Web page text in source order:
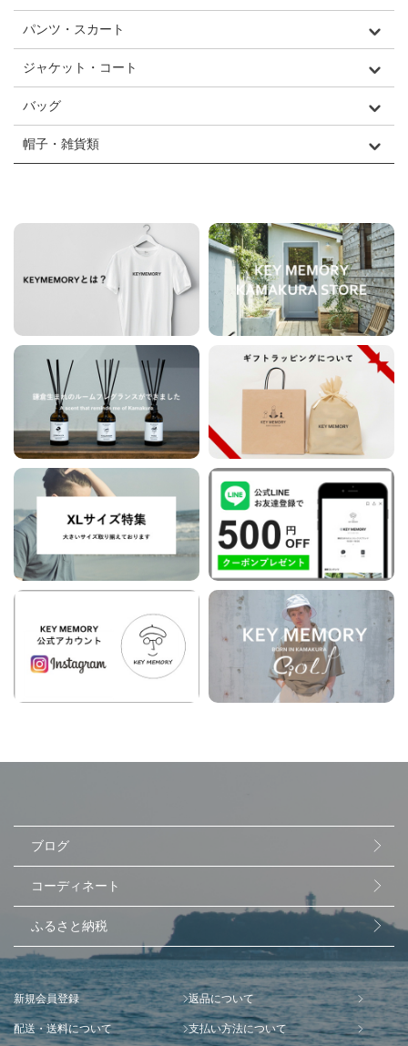
パンツ・スカート
ジャケット・コート
バッグ
帽子・雑貨類
ブログ
コーディネート
ふるさと納税
新規会員登録 返品について
配送・送料について 支払い方法について